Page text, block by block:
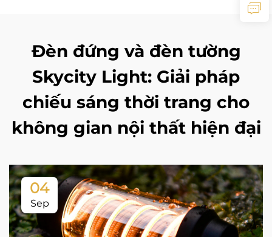
Đèn đứng và đèn tường
Skycity Light: Giải pháp
chiếu sáng thời trang cho
không gian nội thất hiện đại
04
Sep